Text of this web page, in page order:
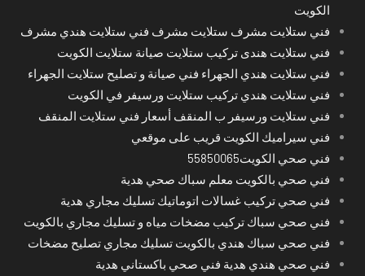
الكويت
فني ستلايت مشرف ستلايت مشرف فني ستلايت هندي مشرف
فني ستلايت هندى تركيب ستلايت صيانة ستلايت الكويت
فني ستلايت هندي الجهراء فني صيانة و تصليح ستلايت الجهراء
فني ستلايت هندي تركيب ستلايت ورسيفر في الكويت
فني ستلايت ورسيفر ب المنقف أسعار فني ستلايت المنقف
فني سيراميك الكويت قريب على موقعي
فني صحي الكويت55850065
فني صحي بالكويت معلم سباك صحي هدية
فني صحي تركيب غسالات اتوماتيك تسليك مجاري هدية
فني صحي سباك تركيب مضخات مياه و تسليك مجاري بالكويت
فني صحي سباك هندي بالكويت تسليك مجاري تصليح مضخات
فني صحي هندي هدية فني صحي باكستاني هدية